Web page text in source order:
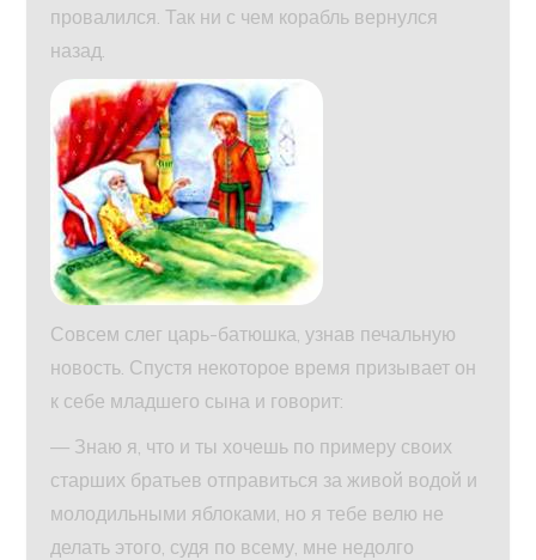
провалился. Так ни с чем корабль вернулся
назад.
Совсем слег царь-батюшка, узнав печальную
новость. Спустя некоторое время призывает он
к себе младшего сына и говорит:
— Знаю я, что и ты хочешь по примеру своих
старших братьев отправиться за живой водой и
молодильными яблоками, но я тебе велю не
делать этого, судя по всему, мне недолго